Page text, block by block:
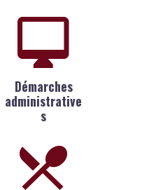
Démarches
administrative
s